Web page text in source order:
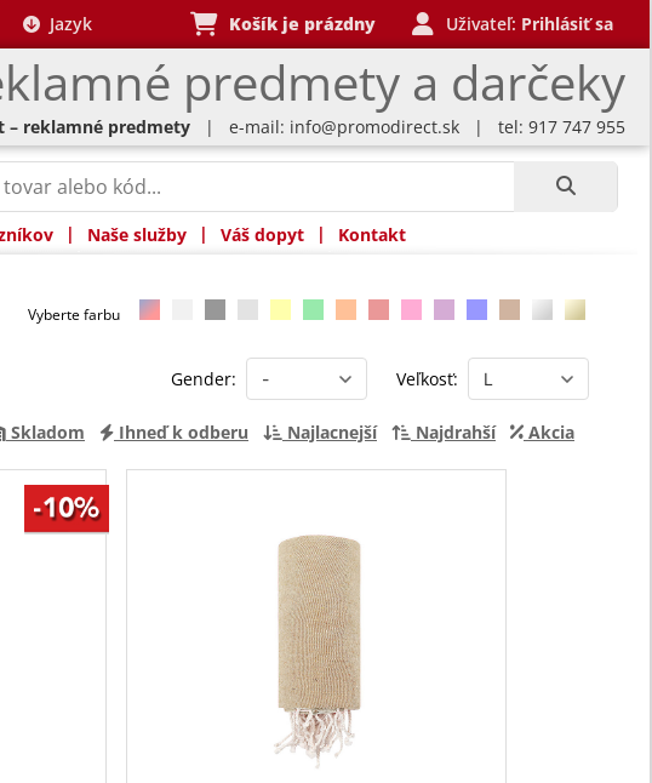
predmety a darčeky
Jazyk Košík je prázdny Uživateľ: Prihlásiť sa
– reklamné predmety | e-mail: info@promodirect.sk | tel: 917 747 955
| Naše služby | Váš dopyt | Kontakt
Vyberte farbu
Gender: Veľkosť:
Skladom Ihneď k odberu Najlacnejší Najdrahší Akcia